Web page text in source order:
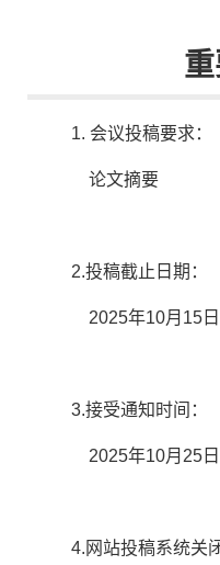
1. 会议投稿要求：
论文摘要
2.投稿截止日期：
2025年10月15
3.接受通知时间：
2025年10月25
4.网站投稿系统关